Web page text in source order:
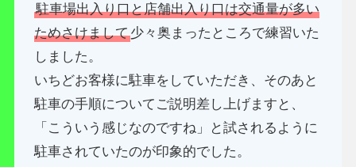
駐車場出入り口と店舗出入り口は交通量が多い
ためさけまして少々奥まったところで練習いた
しました。
いちどお客様に駐車をしていただき、そのあと
駐車の手順についてご説明差し上げますと、
「こういう感じなのですね」と試されるように
駐車されていたのが印象的でした。